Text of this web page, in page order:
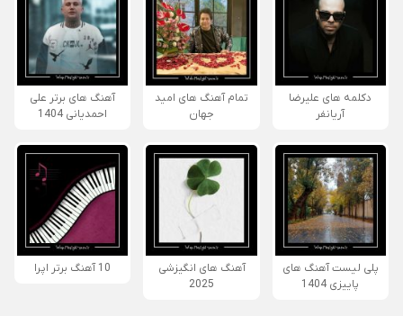
دکلمه های علیرضا
آریانفر
تمام آهنگ های امید
جهان
آهنگ های برتر علی
احمدیانی 1404
پلی لیست آهنگ های
پاییزی 1404
آهنگ های انگیزشی
2025
10 آهنگ برتر اپرا